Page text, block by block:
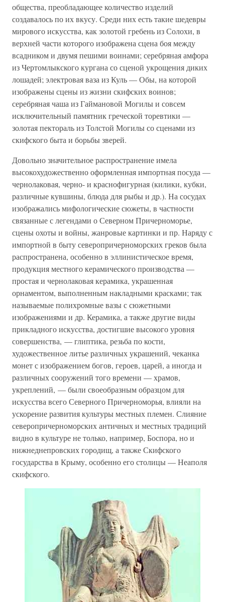
общества, преобладающее количество изделий
создавалось по их вкусу. Среди них есть такие шедевры
мирового искусства, как золотой гребень из Солохи, в
верхней части которого изображена сцена боя между
всадником и двумя пешими воинами; серебряная амфора
из Чертомлыкского кургана со сценой укрощения диких
лошадей; электровая ваза из Куль — Обы, на которой
изображены сцены из жизни скифских воинов;
серебряная чаша из Гаймановой Могилы и совсем
исключительный памятник греческой торевтики —
золотая пектораль из Толстой Могилы со сценами из
скифского быта и борьбы зверей.
Довольно значительное распространение имела
высокохудожественно оформленная импортная посуда —
чернолаковая, черно- и краснофигурная (килики, кубки,
различные кувшины, блюда для рыбы и др.). На сосудах
изображались мифологические сюжеты, в частности
связанные с легендами о Северном Причерноморье,
сцены охоты и войны, жанровые картинки и пр. Наряду с
импортной в быту северопричерноморских греков была
распространена, особенно в эллинистическое время,
продукция местного керамического производства —
простая и чернолаковая керамика, украшенная
орнаментом, выполненным накладными красками; так
называемые полихромные вазы с сюжетными
изображениями и др. Керамика, а также другие виды
прикладного искусства, достигшие высокого уровня
совершенства, — глиптика, резьба по кости,
художественное литье различных украшений, чеканка
монет с изображением богов, героев, царей, а иногда и
различных сооружений того времени — храмов,
укреплений, — были своеобразным образцом для
искусства всего Северного Причерноморья, влияли на
ускорение развития культуры местных племен. Слияние
северопричерноморских античных и местных традиций
видно в культуре не только, например, Боспора, но и
нижнеднепровских городищ, а также Скифского
государства в Крыму, особенно его столицы — Неаполя
скифского.